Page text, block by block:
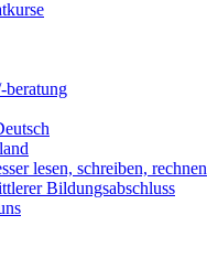
beratung
lesen, schreiben, rechnen
Bildungsabschluss